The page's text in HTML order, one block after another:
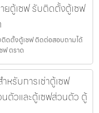
ยตู้เซฟ รับติดตั้งตู้เซฟ
ติดตั้งตู้เซฟ ติดต่อสอบถามได้
ฟ ตราด
หรับการเช่าตู้เซฟ
ตัวและตู้เซฟส่วนตัว ตู้